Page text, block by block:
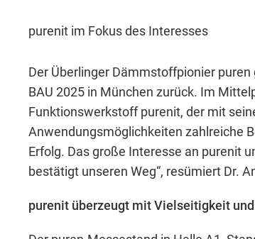
purenit im Fokus des Interesses
Der Überlinger Dämmstoffpionier
BAU 2025 in München zurück. Im
Funktionswerkstoff purenit, der mit
Anwendungsmöglichkeiten zahlreiche
Erfolg. Das große Interesse an purenit
bestätigt unseren Weg“, resümiert Dr.
purenit überzeugt mit Vielseitigkeit